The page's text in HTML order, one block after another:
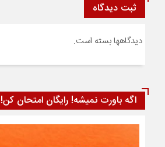
ثبت دیدگاه
دیدگاهها بسته است.
اگه باورت نمیشه! رایگان امتحان کن!